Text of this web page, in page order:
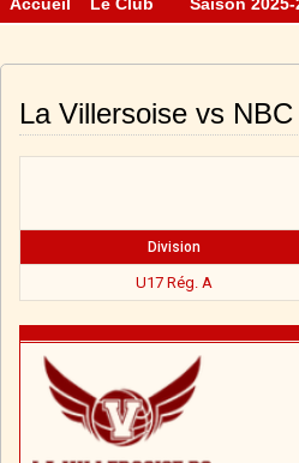
La Villersoise vs
Division
U17 Rég. A